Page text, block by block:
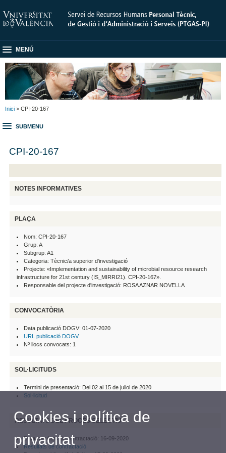
MENÚ
Inici > CPI-20-167
SUBMENU
CPI-20-167
NOTES INFORMATIVES
PLAÇA
Nom: CPI-20-167
Grup: A
Subgrup: A1
Categoria: Tècnic/a superior d'investigació
Projecte: «Implementation and sustainability of microbial resource research
infrastructure for 21st century (IS_MIRRI21). CPI-20-167».
Responsable del projecte d'investigació: ROSA AZNAR NOVELLA
CONVOCATÒRIA
Data publicació DOGV: 01-07-2020
URL publicació DOGV
Nº llocs convocats: 1
SOL·LICITUDS
Termini de presentació: Del 02 al 15 de juliol de 2020
Sol·licitud
RESULTATS DEL PROCÉS SELECTIU
Data resultats de contractació: 16-09-2020
Resultats de contractació
Cookies i política de
privacitat